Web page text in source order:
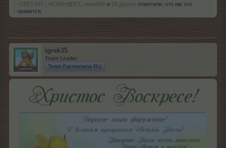
-СВЕТА47- ИСКАНДЕР1 тёма000 и 26 других отметили, что им это
нравится.
igrek35
Team Leader
Team Farmerama RU